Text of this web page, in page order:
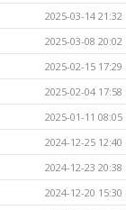
2025-03-14 21:32
2025-03-08 20:02
2025-02-15 17:29
2025-02-04 17:58
2025-01-11 08:05
2024-12-25 12:40
2024-12-23 20:38
2024-12-20 15:30